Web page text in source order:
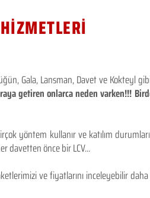
Gala, Lansman, Davet ve Kokteyl
getiren onlarca neden varken!!!
yöntem kullanır ve katılım
davetten önce bir LCV...
ve fiyatlarını inceleyebilir